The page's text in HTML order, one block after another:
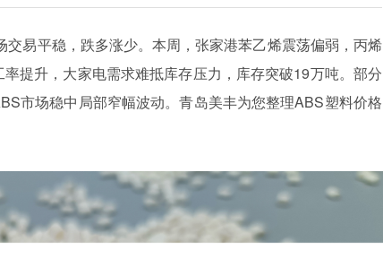
易平稳，跌多涨少。本周，张家港苯乙烯震荡偏弱，丙烯
提升，大家电需求难抵库存压力，库存突破19万吨。部分
市场稳中局部窄幅波动。青岛美丰为您整理ABS塑料价格